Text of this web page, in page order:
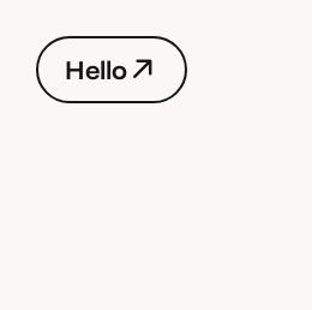
Hello
Hello